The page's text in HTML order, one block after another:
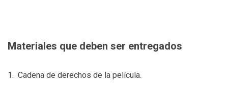
Materiales que deben ser entregados
1. Cadena de derechos de la película.